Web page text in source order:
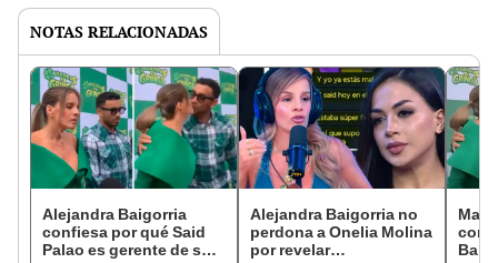
NOTAS RELACIONADAS
Alejandra Baigorria
confiesa por qué Said
Palao es gerente de su
Alejandra Baigorria no
perdona a Onelia Molina
por revelar